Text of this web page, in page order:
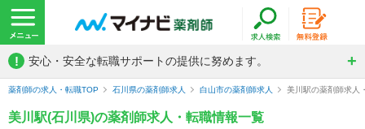
! 安心・安全な転職サポートの提供に努めます。
薬剤師の求人・転職TOP 石川県の薬剤師求人 白山市の薬剤師求人 美川駅の薬剤師求人
美川駅(石川県)の薬剤師求人・転職情報一覧